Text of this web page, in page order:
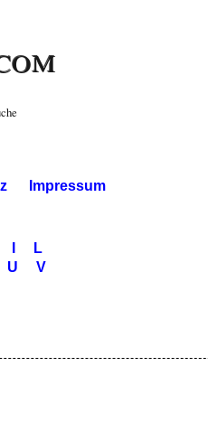
Impressum
L
U V